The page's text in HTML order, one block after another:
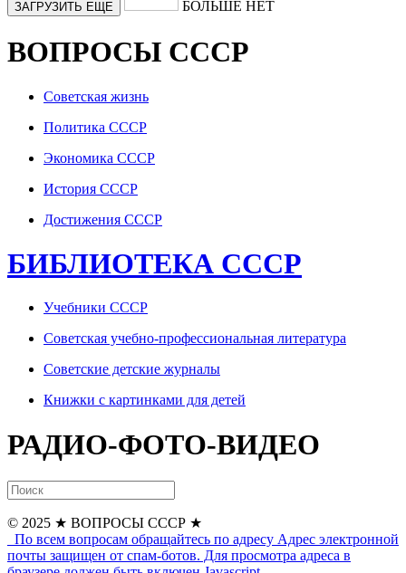
ЗАГРУЗИТЬ ЕЩЕ БОЛЬШЕ НЕТ
ВОПРОСЫ СССР
Советская жизнь
Политика СССР
Экономика СССР
История СССР
Достижения СССР
БИБЛИОТЕКА СССР
Учебники СССР
Советская учебно-профессиональная литература
Советские детские журналы
Книжки с картинками для детей
РАДИО-ФОТО-ВИДЕО
© 2025 ★ ВОПРОСЫ СССР ★
По всем вопросам обращайтесь по адресу Адрес электронной
почты защищен от спам-ботов. Для просмотра адреса в